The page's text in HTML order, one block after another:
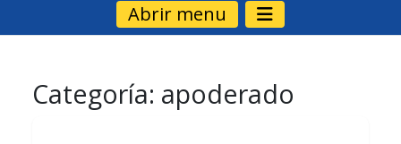
Abrir menu
Categoría: apoderado